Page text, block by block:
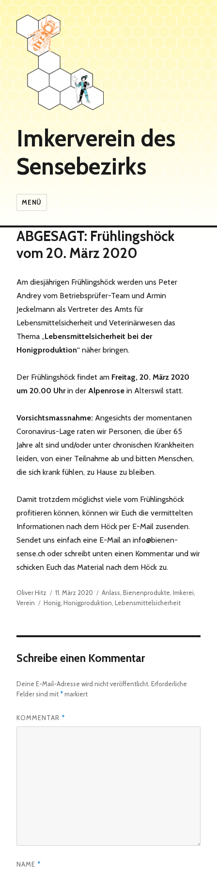
Imkerverein des
Sensebezirks
MENÜ
ABGESAGT: Frühlingshöck
vom 20. März 2020
Am diesjährigen Frühlingshöck werden uns Peter
Andrey vom Betriebsprüfer-Team und Armin
Jeckelmann als Vertreter des Amts für
Lebensmittelsicherheit und Veterinärwesen das
Thema „Lebensmittelsicherheit bei der
Honigproduktion“ näher bringen.
Der Frühlingshöck findet am Freitag, 20. März 2020
um 20.00 Uhrin derAlpenrose in Alterswil statt.
Vorsichtsmassnahme: Angesichts der momentanen
Coronavirus-Lage raten wir Personen, die über 65
Jahre alt sind und/oder unter chronischen Krankheiten
leiden, von einer Teilnahme ab und bitten Menschen,
die sich krank fühlen, zu Hause zu bleiben.
Damit trotzdem möglichst viele vom Frühlingshöck
profitieren können, können wir Euch die vermittelten
Informationen nach dem Höck per E-Mail zusenden.
Sendet uns einfach eine E-Mail an info@bienen-
sense.ch oder schreibt unten einen Kommentar und wir
schicken Euch das Material nach dem Höck zu.
Autor
Oliver Hitz
Veröffentlicht
am
11. März 2020 Kategorien
Anlass ,Bienenprodukte ,Imkerei
Verein
Schlagwörter
Honig ,Honigproduktion ,Lebensmittelsicherheit
Schreibe einen Kommentar
Deine E-Mail-Adresse wird nicht veröffentlicht. Erforderliche
Felder sind mit *markiert
KOMMENTAR *
NAME *